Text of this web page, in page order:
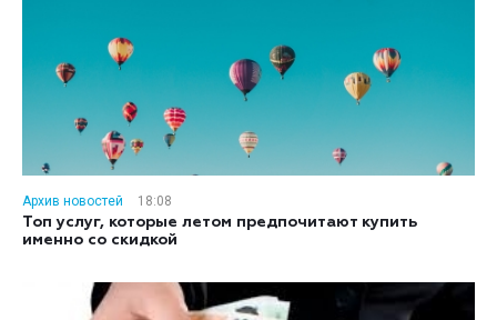
Архив новостей
18:08
Топ услуг, которые летом предпочитают купить
именно со скидкой